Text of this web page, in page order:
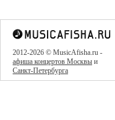
2012-2026 © MusicAfisha.ru -
афиша концертов Москвы и
Санкт-Петербурга